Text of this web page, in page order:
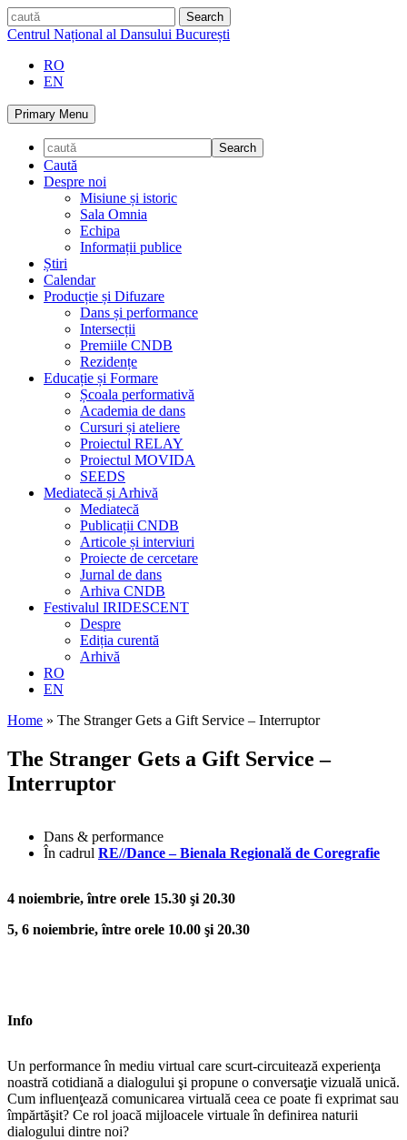
Skip
to
caută
Centrul Național al Dansului București
RO
EN
Primary Menu
Caută
Despre noi
Misiune și istoric
Sala Omnia
Echipa
Informații publice
Știri
Calendar
Producție și Difuzare
Dans și performance
Intersecții
Premiile CNDB
Rezidențe
Educație și Formare
Școala performativă
Academia de dans
Cursuri și ateliere
Proiectul RELAY
Proiectul MOVIDA
SEEDS
Mediatecă și Arhivă
Mediatecă
Publicații CNDB
Articole și interviuri
Proiecte de cercetare
Jurnal de dans
Arhiva CNDB
Festivalul IRIDESCENT
Despre
Ediția curentă
Arhivă
RO
EN
Home » The Stranger Gets a Gift Service – Interruptor
The Stranger Gets a Gift Service –
Interruptor
Dans & performance
În cadrul RE//Dance – Bienala Regională de Coregrafie
4 noiembrie, între orele 15.30 şi 20.30
5, 6 noiembrie, între orele 10.00 şi 20.30
Info
Un performance în mediu virtual care scurt-circuitează experienţa
noastră cotidiană a dialogului şi propune o conversaţie vizuală unică.
Cum influenţează comunicarea virtuală ceea ce poate fi exprimat sau
împărtăşit? Ce rol joacă mijloacele virtuale în definirea naturii
dialogului dintre noi?